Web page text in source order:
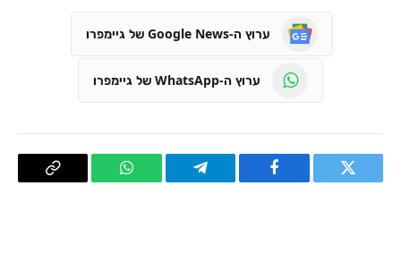
ערוץ ה-Google News של גיימפרו
ערוץ ה-WhatsApp של גיימפרו
טוויטר פייסבוק Telegram
WhatsApp העתק